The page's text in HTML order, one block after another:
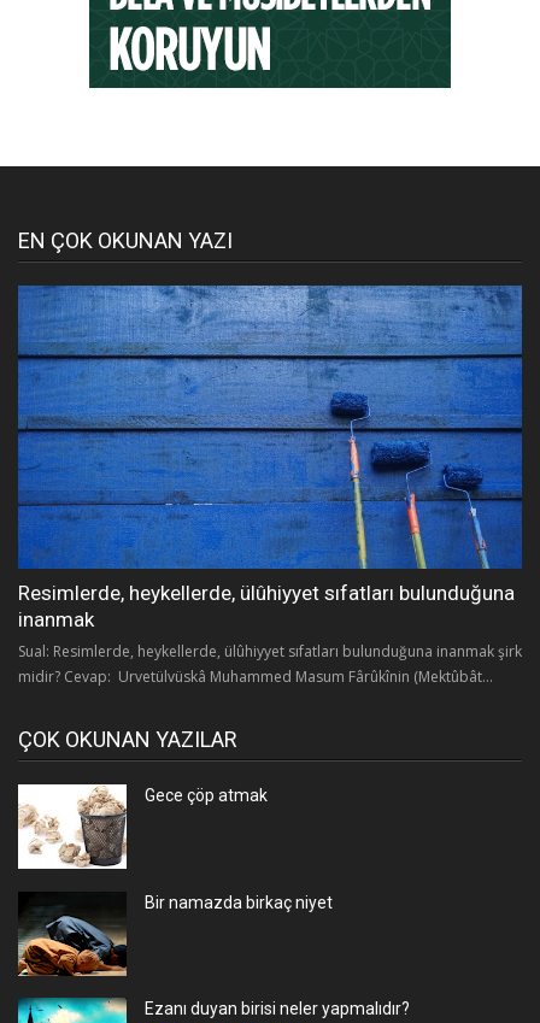
EN ÇOK OKUNAN YAZI
Resimlerde, heykellerde, ülûhiyyet sıfatları bulunduğuna
inanmak
Sual: Resimlerde, heykellerde, ülûhiyyet sıfatları bulunduğuna inanmak şirk
midir? Cevap: Urvetülvüskâ Muhammed Masum Fârûkînin (Mektûbât...
ÇOK OKUNAN YAZILAR
Gece çöp atmak
Bir namazda birkaç niyet
Ezanı duyan birisi neler yapmalıdır?